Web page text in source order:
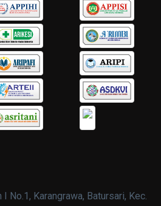
I No.1, Karangrawa, Batursari, Kec.